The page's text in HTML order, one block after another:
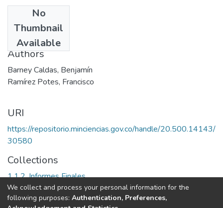
No
Thumbnail
Available
1989
Authors
Barney Caldas, Benjamín
Ramírez Potes, Francisco
URI
https://repositorio.minciencias.gov.co/handle/20.500.14143/
30580
Collections
1.1.2. Informes Finales
Full item page
We collect and process your personal information for the
following purposes: Authentication, Preferences,